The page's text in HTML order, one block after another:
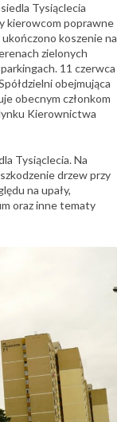
Tysiąclecia
kierowcom poprawne
koszenie na
zielonych
11 czerwca
obejmująca
obecnym członkom
Kierownictwa
Tysiąclecia. Na
drzew przy
na upały,
oraz inne tematy